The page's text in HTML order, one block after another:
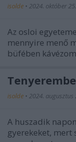
isolde • 2024. október 25.
Az osloi
mennyire menő
büfében
isolde • 2024. augusztus
A huszadik
gyerekeket, mert